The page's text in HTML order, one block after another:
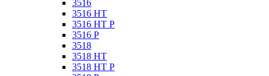
3516
3516 HT
3516 HT P
3516 P
3518
3518 HT
3518 HT P